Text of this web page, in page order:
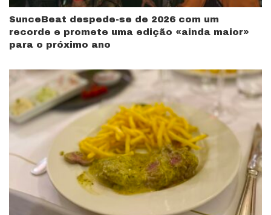
SunceBeat despede-se de 2026 com um
recorde e promete uma edição «ainda maior»
para o próximo ano